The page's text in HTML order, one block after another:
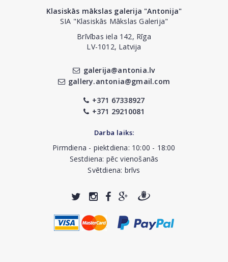
Klasiskās mākslas galerija "Antonija"
SIA "Klasiskās Mākslas Galerija"
Brīvības iela 142, Rīga
LV-1012, Latvija
galerija@antonia.lv
gallery.antonia@gmail.com
+371 67338927
+371 29210081
Darba laiks:
Pirmdiena - piektdiena: 10:00 - 18:00
Sestdiena: pēc vienošanās
Svētdiena: brīvs